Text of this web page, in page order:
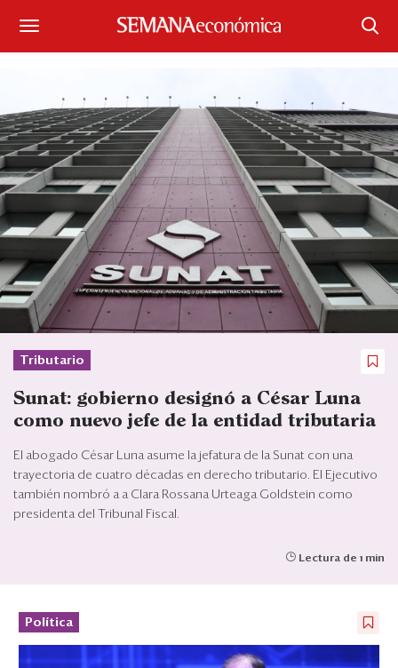
Iniciar sesión
Portada
¿Qué está pasando?
Sectores y Empresas
Management
Economía y Finanzas
Legal y Política
Eventos
Ranking CEO
Edición Impresa
Tributario
Sunat: gobierno designó a César Luna
como nuevo jefe de la entidad tributaria
El abogado César Luna asume la jefatura de la Sunat con una
trayectoria de cuatro décadas en derecho tributario. El Ejecutivo
también nombró a a Clara Rossana Urteaga Goldstein como
presidenta del Tribunal Fiscal.
Lectura de 1 min
Política